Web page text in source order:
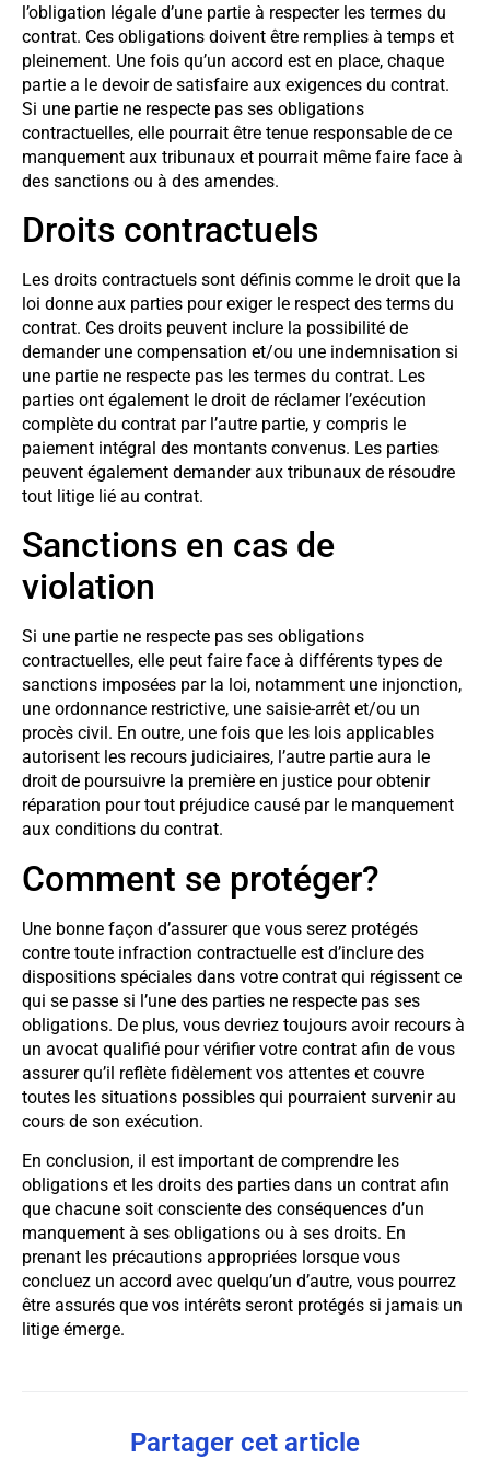
l’obligation légale d’une partie à respecter les termes du
contrat. Ces obligations doivent être remplies à temps et
pleinement. Une fois qu’un accord est en place, chaque
partie a le devoir de satisfaire aux exigences du contrat.
Si une partie ne respecte pas ses obligations
contractuelles, elle pourrait être tenue responsable de ce
manquement aux tribunaux et pourrait même faire face à
des sanctions ou à des amendes.
Droits contractuels
Les droits contractuels sont définis comme le droit que la
loi donne aux parties pour exiger le respect des terms du
contrat. Ces droits peuvent inclure la possibilité de
demander une compensation et/ou une indemnisation si
une partie ne respecte pas les termes du contrat. Les
parties ont également le droit de réclamer l’exécution
complète du contrat par l’autre partie, y compris le
paiement intégral des montants convenus. Les parties
peuvent également demander aux tribunaux de résoudre
tout litige lié au contrat.
Sanctions en cas de
violation
Si une partie ne respecte pas ses obligations
contractuelles, elle peut faire face à différents types de
sanctions imposées par la loi, notamment une injonction,
une ordonnance restrictive, une saisie-arrêt et/ou un
procès civil. En outre, une fois que les lois applicables
autorisent les recours judiciaires, l’autre partie aura le
droit de poursuivre la première en justice pour obtenir
réparation pour tout préjudice causé par le manquement
aux conditions du contrat.
Comment se protéger?
Une bonne façon d’assurer que vous serez protégés
contre toute infraction contractuelle est d’inclure des
dispositions spéciales dans votre contrat qui régissent ce
qui se passe si l’une des parties ne respecte pas ses
obligations. De plus, vous devriez toujours avoir recours à
un avocat qualifié pour vérifier votre contrat afin de vous
assurer qu’il reflète fidèlement vos attentes et couvre
toutes les situations possibles qui pourraient survenir au
cours de son exécution.
En conclusion, il est important de comprendre les
obligations et les droits des parties dans un contrat afin
que chacune soit consciente des conséquences d’un
manquement à ses obligations ou à ses droits. En
prenant les précautions appropriées lorsque vous
concluez un accord avec quelqu’un d’autre, vous pourrez
être assurés que vos intérêts seront protégés si jamais un
litige émerge.
Partager cet article